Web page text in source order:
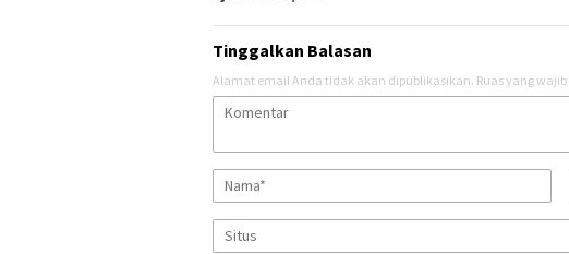
Tinggalkan Balasan
Alamat email Anda tidak akan dipublikasikan. Ruas yang